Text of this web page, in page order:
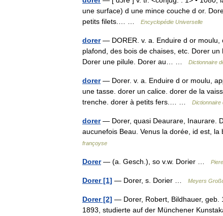
une surface) d une mince couche d or.
petits filets.… …
Encyclopédie Universelle
dorer— DORER. v. a. Enduire d or moulu,
plafond, des bois de chaises, etc. Dorer
Dorer une pilule. Dorer au… …
Dictionnaire
dorer— Dorer. v. a. Enduire d or moulu,
une tasse. dorer un calice. dorer de la
trenche. dorer à petits fers.… …
Dictionnaire
dorer— Dorer, quasi Deaurare, Inaurare.
aucunefois Beau. Venus la dorée, id est,
françoyse
Dorer— (a. Gesch.), so v.w. Dorier …
Dorer [1] — Dorer, s. Dorier … Meyers
Dorer [2] — Dorer, Robert, Bildhauer, geb.
1893, studierte auf der Münchener